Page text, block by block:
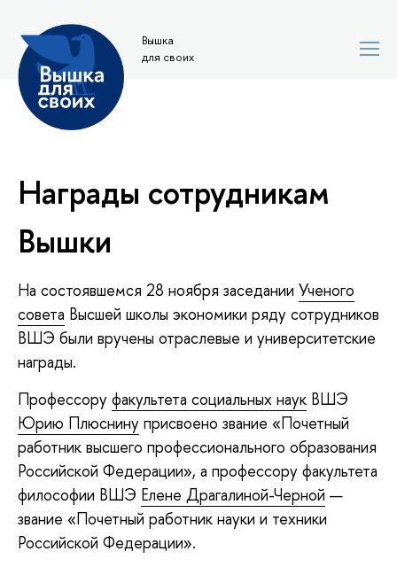
Вышка
для своих
Награды сотрудникам
Вышки
На состоявшемся 28 ноября заседании Ученого
совета Высшей школы экономики ряду сотрудников
ВШЭ были вручены отраслевые и университетские
награды.
Профессору факультета социальных наук ВШЭ
Юрию Плюснину присвоено звание «Почетный
работник высшего профессионального образования
Российской Федерации», а профессору факультета
философии ВШЭ Елене Драгалиной-Черной —
звание «Почетный работник науки и техники
Российской Федерации».